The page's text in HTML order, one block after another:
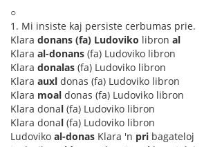
○
1. Mi insiste kaj persiste cerbumas prie.
Klara donans (fa) Ludoviko libron al
Klara al-donans (fa) Ludoviko libron
Klara donalas (fa) Ludoviko libron
Klara auxl donas (fa) Ludoviko libron
Klara moal donas (fa) Ludoviko libron
Klara donal (fa) Ludoviko libron
Klara donal (fa) Ludoviko libron
Ludoviko al-donas Klara 'n pri bagateloj